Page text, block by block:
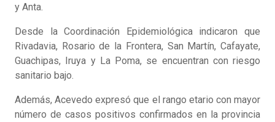
y Anta.
Desde la Coordinación Epidemiológica indicaron que
Rivadavia, Rosario de la Frontera, San Martín, Cafayate,
Guachipas, Iruya y La Poma, se encuentran con riesgo
sanitario bajo.
Además, Acevedo expresó que el rango etario con mayor
número de casos positivos confirmados en la provincia